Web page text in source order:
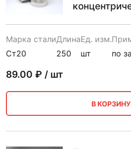
Марка стали
Ст20
Длина
250
Ед. изм.
шт
по
89.00 ₽ / шт
В КОРЗИНУ